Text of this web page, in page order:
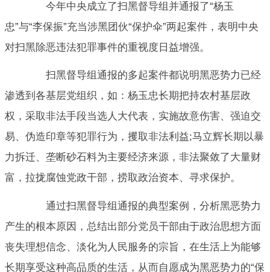
今年中央成立了扫黑督导组并通报了“杨玉
忠”与“李保振”充当涉黑团伙“保护伞”两起案件，表明中央
对扫黑除恶违法犯罪事件的重视度日益增强。
扫黑督导组通报的多起案件都说明黑恶势力已经
渗透到各基层党组织，如：杨玉忠长期把持农村基层政
权，采取非法手段当选人大代表，实施故意伤害、强迫交
易、伪造印章等犯罪行为，攫取非法利益;马立辉长期以暴
力拆迁、垄断砂石料为主要经济来源，非法聚敛了大量财
富，拉拢腐蚀党政干部，捞取政治资本、寻求保护。
通过扫黑督导组通报的典型案例，分析黑恶势力
产生的根本原因，总结出部分党员干部由于政治思想方面
丧失理想信念、淡化为人民服务的宗旨，在生活上为能够
长期享受这种高品质的生活，从而自愿成为黑恶势力的“保